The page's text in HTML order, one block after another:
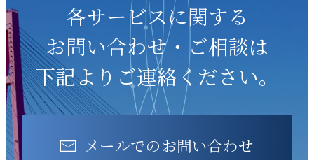
各サービスに関する
お問い合わせ・ご相談は
下記よりご連絡ください。
メールでのお問い合わせ